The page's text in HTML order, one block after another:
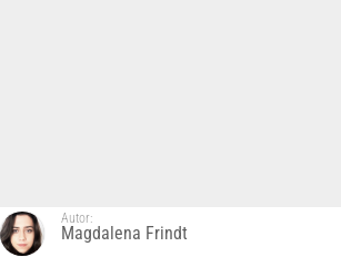
Autor:
Magdalena Frindt